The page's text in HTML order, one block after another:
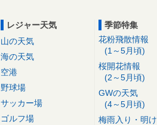
レジャー天気
山の天気
海の天気
空港
野球場
サッカー場
ゴルフ場
季節特集
花粉飛散情報
(1～5月頃)
桜開花情報
(2～5月頃)
GWの天気
(4～5月頃)
梅雨入り・明け